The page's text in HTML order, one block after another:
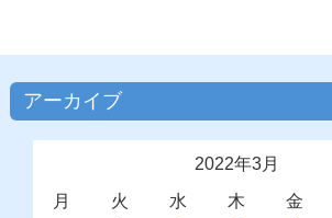
アーカイブ
2022年3月
月
火 水 木 金